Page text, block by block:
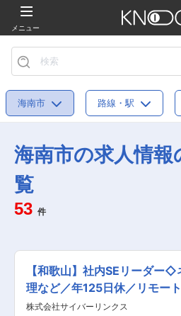
メニュー
海南市 路線・駅
海南市の求人情報
覧
53 件
【和歌山】社内SEリーダー
理など／年125日休／リモー
株式会社サイバーリンクス